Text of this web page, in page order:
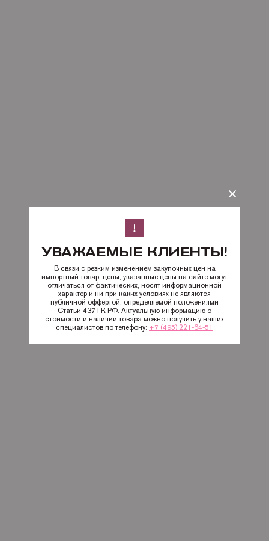
УВАЖАЕМЫЕ КЛИЕНТЫ!
В связи с резким изменением закупочных цен на
импортный товар, цены, указанные цены на сайте могут
отличаться от фактических, носят информационной
характер и ни при каких условиях не являются
публичной оффертой, определяемой положениями
Статьи 437 ГК РФ. Актуальную информацию о
стоимости и наличии товара можно получить у наших
специалистов по телефону: +7 (495) 221-64-51